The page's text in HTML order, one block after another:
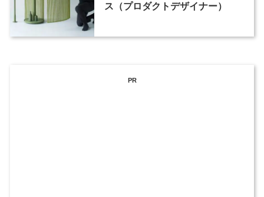
ス（プロダクトデザイナー）
PR